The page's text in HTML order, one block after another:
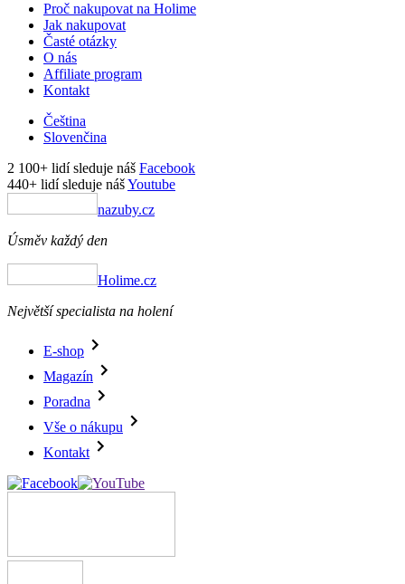
Proč nakupovat na Holime
Jak nakupovat
Časté otázky
O nás
Affiliate program
Kontakt
Čeština
Slovenčina
2 100+ lidí sleduje náš Facebook
440+ lidí sleduje nášYoutube
nazuby.cz
Úsměv každý den
Holime.cz
Největší specialista na holení
E-shop
Magazín
Poradna
Vše o nákupu
Kontakt